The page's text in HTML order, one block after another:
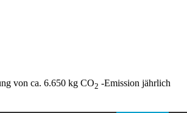
von ca. 6.650 kg CO2 -Emission jährlich